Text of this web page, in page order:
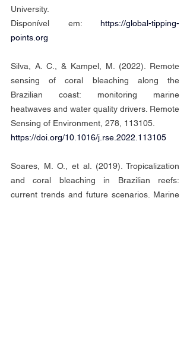
University.
Disponível em: https://global-tipping-
points.org
Silva, A. C., & Kampel, M. (2022). Remote
sensing of coral bleaching along the
Brazilian coast: monitoring marine
heatwaves and water quality drivers. Remote
Sensing of Environment, 278, 113105.
https://doi.org/10.1016/j.rse.2022.113105
Soares, M. O., et al. (2019). Tropicalization
and coral bleaching in Brazilian reefs:
current trends and future scenarios. Marine